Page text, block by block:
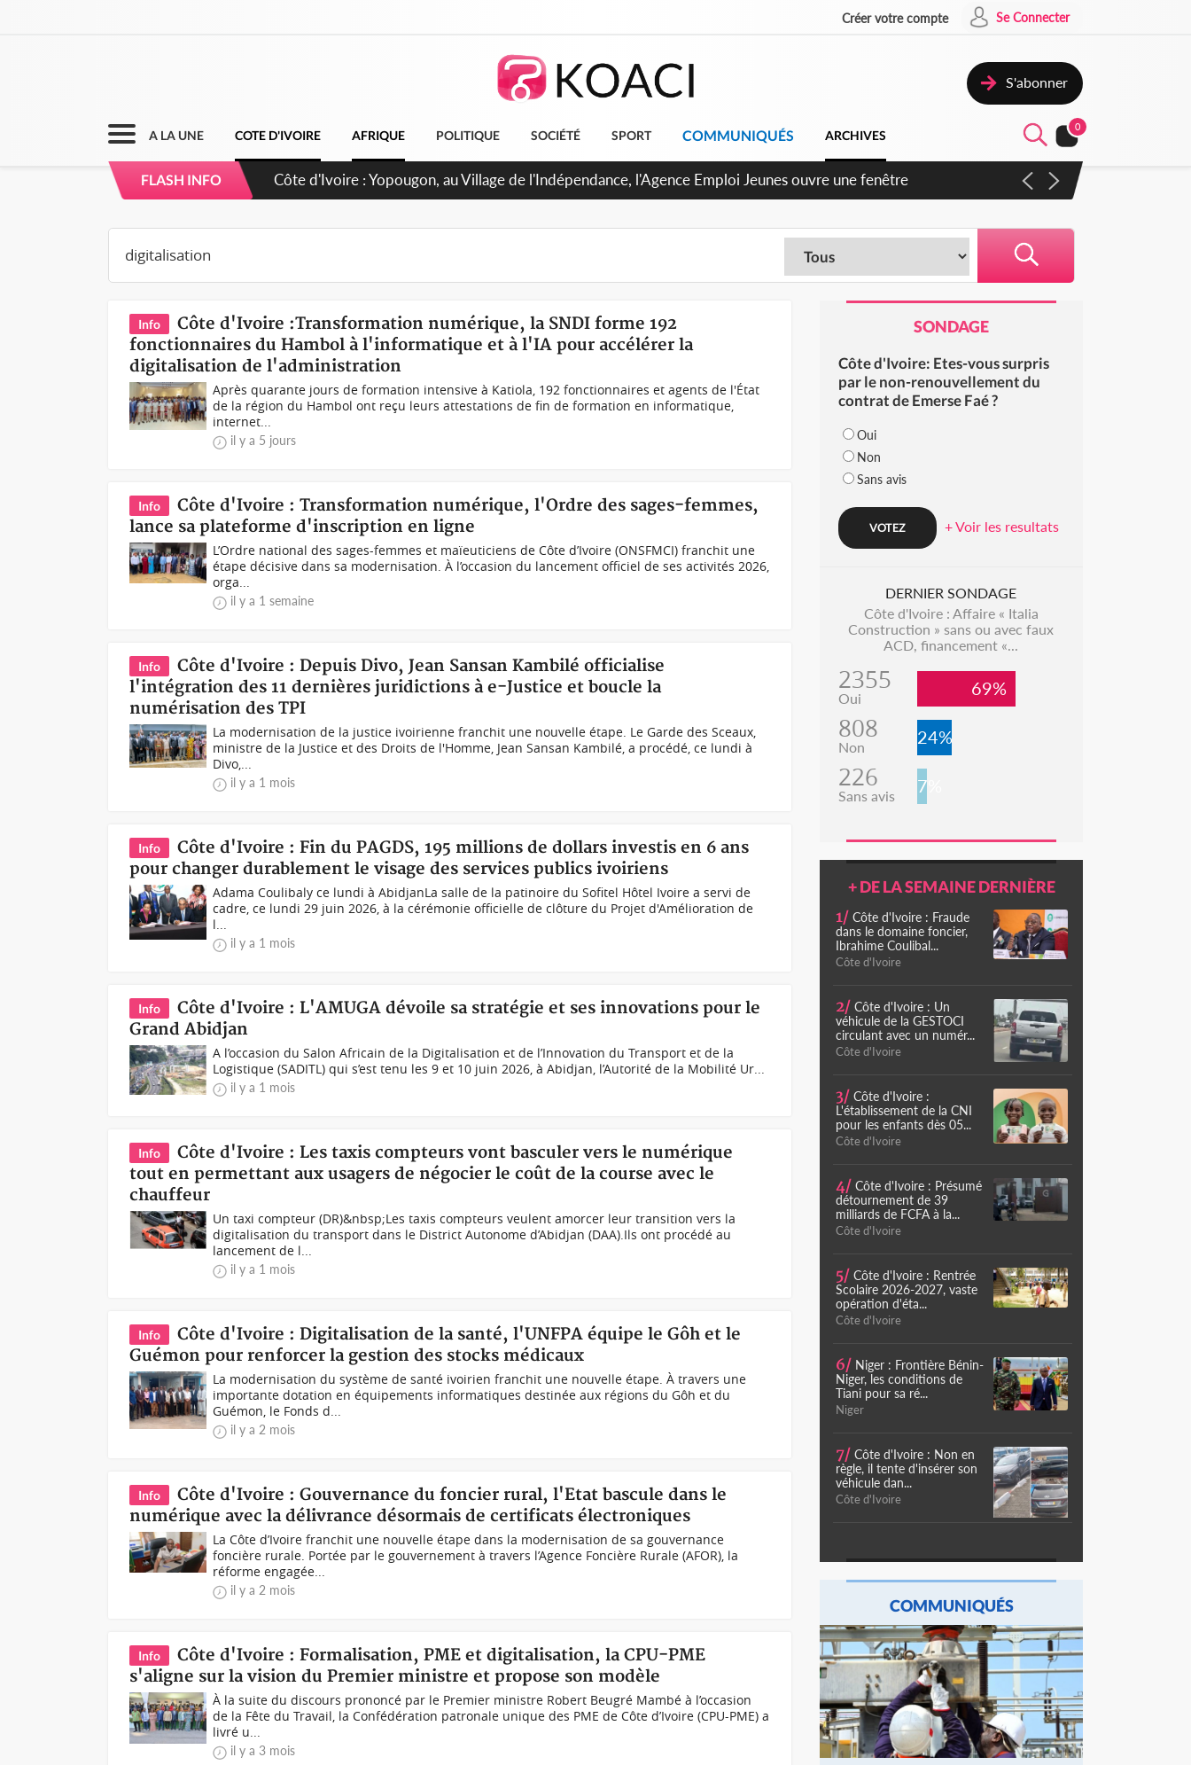
Créer votre compte Se Connecter
S'abonner
A LA UNE COTE D'IVOIRE AFRIQUE POLITIQUE SOCIÉTÉ SPORT COMMUNIQUÉS ARCHIVES
0
FLASH INFO
Côte d'Ivoire : CHU de Treichville, après la fronde, les agents contractuels obtiennent un accord avec la
Info
Côte d'Ivoire :Transformation numérique, la SNDI forme 192
fonctionnaires du Hambol à l'informatique et à l'IA pour accélérer la
digitalisation de l'administration
Après quarante jours de formation intensive à Katiola, 192 fonctionnaires et agents de l'État
de la région du Hambol ont reçu leurs attestations de fin de formation en informatique,
internet...
il y a 5 jours
Info
Côte d'Ivoire : Transformation numérique, l'Ordre des sages-femmes,
lance sa plateforme d'inscription en ligne
L’Ordre national des sages-femmes et maïeuticiens de Côte d’Ivoire (ONSFMCI) franchit une
étape décisive dans sa modernisation. À l’occasion du lancement officiel de ses activités 2026,
orga...
il y a 1 semaine
Info
Côte d'Ivoire : Depuis Divo, Jean Sansan Kambilé officialise
l'intégration des 11 dernières juridictions à e-Justice et boucle la
numérisation des TPI
La modernisation de la justice ivoirienne franchit une nouvelle étape. Le Garde des Sceaux,
ministre de la Justice et des Droits de l'Homme, Jean Sansan Kambilé, a procédé, ce lundi à
Divo,...
il y a 1 mois
Info
Côte d'Ivoire : Fin du PAGDS, 195 millions de dollars investis en 6 ans
pour changer durablement le visage des services publics ivoiriens
Adama Coulibaly ce lundi à AbidjanLa salle de la patinoire du Sofitel Hôtel Ivoire a servi de
cadre, ce lundi 29 juin 2026, à la cérémonie officielle de clôture du Projet d'Amélioration de
l...
il y a 1 mois
Info
Côte d'Ivoire : L'AMUGA dévoile sa stratégie et ses innovations pour le
Grand Abidjan
A l’occasion du Salon Africain de la Digitalisation et de l’Innovation du Transport et de la
Logistique (SADITL) qui s’est tenu les 9 et 10 juin 2026, à Abidjan, l’Autorité de la Mobilité Ur...
il y a 1 mois
Info
Côte d'Ivoire : Les taxis compteurs vont basculer vers le numérique
tout en permettant aux usagers de négocier le coût de la course avec le
chauffeur
Un taxi compteur (DR)&nbsp;Les taxis compteurs veulent amorcer leur transition vers la
digitalisation du transport dans le District Autonome d’Abidjan (DAA).Ils ont procédé au
lancement de l...
il y a 1 mois
Info
Côte d'Ivoire : Digitalisation de la santé, l'UNFPA équipe le Gôh et le
Guémon pour renforcer la gestion des stocks médicaux
La modernisation du système de santé ivoirien franchit une nouvelle étape. À travers une
importante dotation en équipements informatiques destinée aux régions du Gôh et du
Guémon, le Fonds d...
il y a 2 mois
Info
Côte d'Ivoire : Gouvernance du foncier rural, l'Etat bascule dans le
numérique avec la délivrance désormais de certificats électroniques
La Côte d’Ivoire franchit une nouvelle étape dans la modernisation de sa gouvernance
foncière rurale. Portée par le gouvernement à travers l’Agence Foncière Rurale (AFOR), la
réforme engagée...
il y a 2 mois
Info
Côte d'Ivoire : Formalisation, PME et digitalisation, la CPU-PME
s'aligne sur la vision du Premier ministre et propose son modèle
À la suite du discours prononcé par le Premier ministre Robert Beugré Mambé à l’occasion
de la Fête du Travail, la Confédération patronale unique des PME de Côte d’Ivoire (CPU-PME) a
livré u...
il y a 3 mois
SONDAGE
Côte d'Ivoire: Etes-vous surpris
par le non-renouvellement du
contrat de Emerse Faé ?
Oui
Non
Sans avis
+ Voir les resultats
DERNIER SONDAGE
Côte d'Ivoire : Affaire « Italia
Construction » sans ou avec faux
ACD, financement «...
2355
Oui 69%
808
Non 24%
226
Sans avis 7%
+ DE LA SEMAINE DERNIÈRE
1/ Côte d'Ivoire : Fraude
dans le domaine foncier,
Ibrahime Coulibal...
Côte d'Ivoire
2/ Côte d'Ivoire : Un
véhicule de la GESTOCI
circulant avec un numér...
Côte d'Ivoire
3/ Côte d'Ivoire :
L'établissement de la CNI
pour les enfants dès 05...
Côte d'Ivoire
4/ Côte d'Ivoire : Présumé
détournement de 39
milliards de FCFA à la...
Côte d'Ivoire
5/ Côte d'Ivoire : Rentrée
Scolaire 2026-2027, vaste
opération d'éta...
Côte d'Ivoire
6/ Niger : Frontière Bénin-
Niger, les conditions de
Tiani pour sa ré...
Niger
7/ Côte d'Ivoire : Non en
règle, il tente d'insérer son
véhicule dan...
Côte d'Ivoire
COMMUNIQUÉS